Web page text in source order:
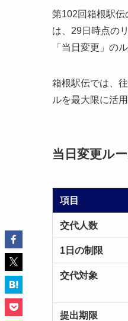
第102回箱根駅
は、29日時点の
「当日変更」の
箱根駅伝では、
ルを最大限に活
当日変更ル
項目
交代人数
1日の制限
交代対象
提出期限